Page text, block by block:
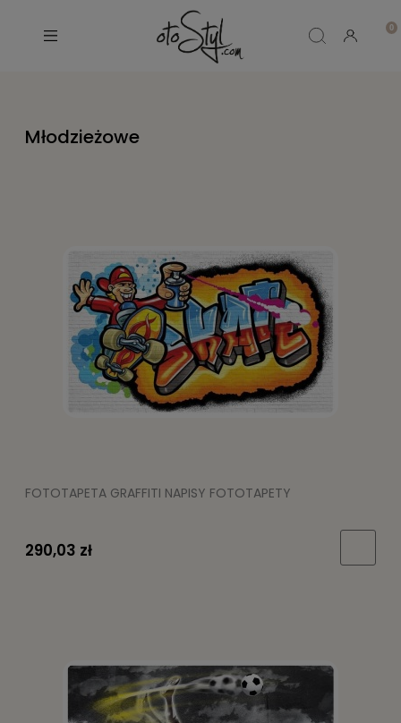
Młodzieżowe
FOTOTAPETA GRAFFITI NAPISY FOTOTAPETY
290,03 zł